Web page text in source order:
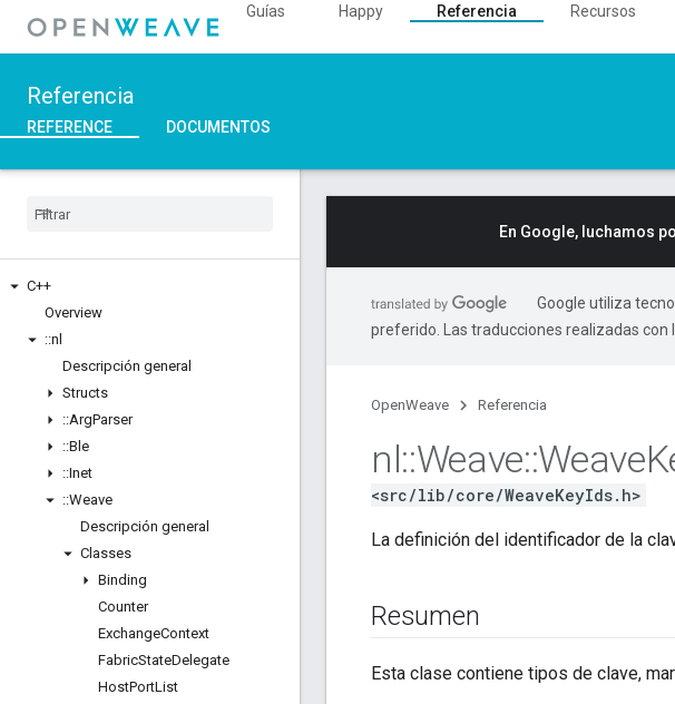
Guías Happy Referencia
Recursos
Referencia
REFERENCE DOCUMENTOS
C++
Overview
::nl
Descripción general
Structs
::ArgParser
::Ble
::Inet
::Weave
Descripción general
Classes
Binding
Counter
ExchangeContext
FabricStateDelegate
HostPortList
En Google, luchamos
Google utiliza
preferido. Las traducciones realizadas con
OpenWeave Referencia
nl::Weave::Weave
<src/lib/core/WeaveKeyIds.h>
La definición del identificador de la
Resumen
Esta clase contiene tipos de clave,